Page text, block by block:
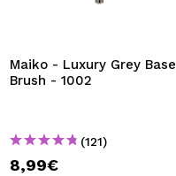
Maiko - Luxury Grey Base
Brush - 1002
(121)
8,99€